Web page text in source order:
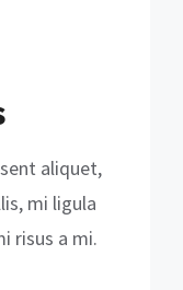
aliquet,
mi ligula
risus a mi.